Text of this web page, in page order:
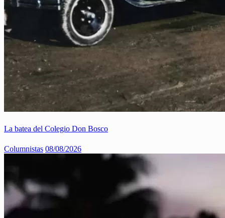
La batea del Colegio Don Bosco
Columnistas 08/08/2026